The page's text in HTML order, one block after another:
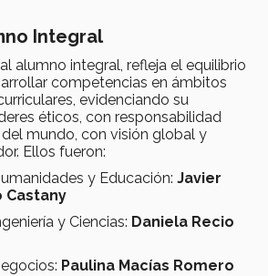
Integral
alumno integral, refleja el equilibrio
competencias en ámbitos
evidenciando su
éticos, con responsabilidad
mundo, con visión global y
Ellos fueron:
y Educación: Javier
Castany
y Ciencias: Daniela Recio
Paulina Macías Romero